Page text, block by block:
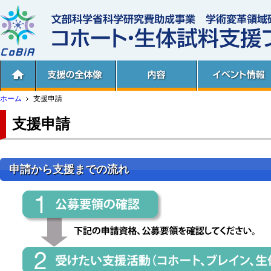
ホーム 支援申請
支援申請
申請から支援までの流れ